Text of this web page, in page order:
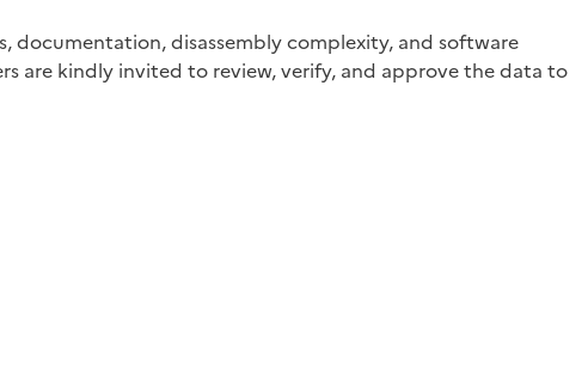
documentation, disassembly complexity, and software
are kindly invited to review, verify, and approve the data to